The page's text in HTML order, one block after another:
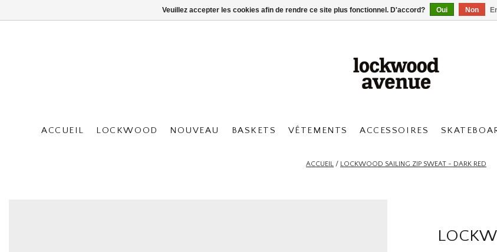
ACCUEIL LOCKWOOD NOUVEAU BASKETS VÊTEMENTS ACCESSOIRES
ACCUEIL / LOCKWOOD SAILING ZIP SWEAT - DARK RED
Veuillez accepter les cookies afin de rendre ce site plus fonctionnel. D'accord? Oui Non